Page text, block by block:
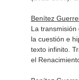
Benítez
La
la cuestión e
texto infinito.
el